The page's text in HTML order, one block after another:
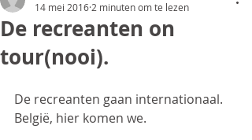
De recreanten on
tour(nooi).
14 mei 2016 2 minuten om te lezen
De recreanten gaan internationaal.
België, hier komen we.